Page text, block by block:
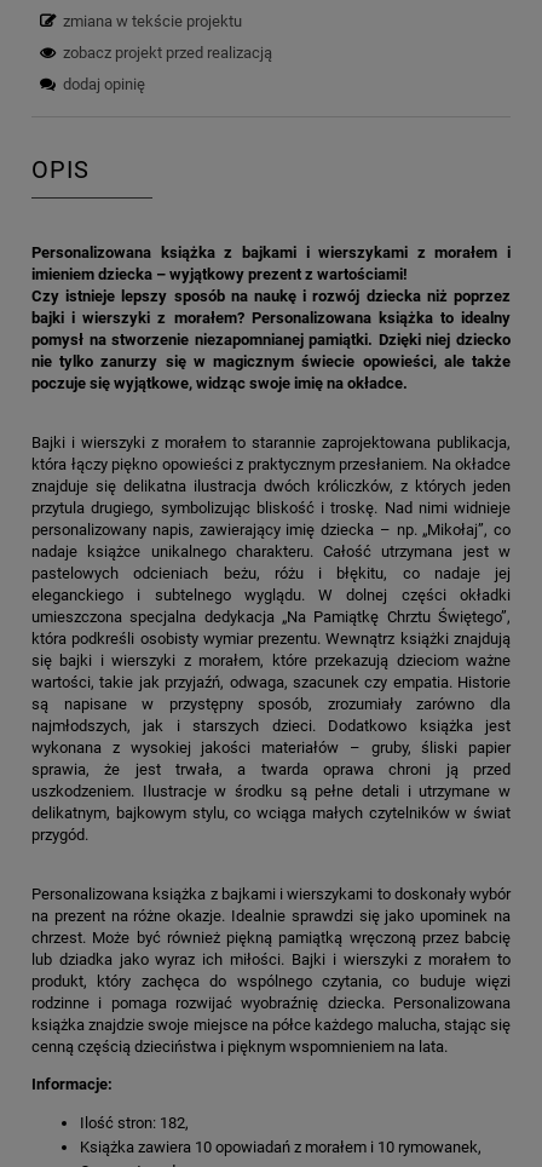
zmiana w tekście projektu
zobacz projekt przed realizacją
dodaj opinię
OPIS
Personalizowana książka z bajkami i wierszykami z morałem i
imieniem dziecka – wyjątkowy prezent z wartościami!
Czy istnieje lepszy sposób na naukę i rozwój dziecka niż poprzez
bajki i wierszyki z morałem? Personalizowana książka to idealny
pomysł na stworzenie niezapomnianej pamiątki. Dzięki niej dziecko
nie tylko zanurzy się w magicznym świecie opowieści, ale także
poczuje się wyjątkowe, widząc swoje imię na okładce.
Bajki i wierszyki z morałem to starannie zaprojektowana publikacja,
która łączy piękno opowieści z praktycznym przesłaniem. Na okładce
znajduje się delikatna ilustracja dwóch króliczków, z których jeden
przytula drugiego, symbolizując bliskość i troskę. Nad nimi widnieje
personalizowany napis, zawierający imię dziecka – np. „Mikołaj”, co
nadaje książce unikalnego charakteru. Całość utrzymana jest w
pastelowych odcieniach beżu, różu i błękitu, co nadaje jej
eleganckiego i subtelnego wyglądu. W dolnej części okładki
umieszczona specjalna dedykacja „Na Pamiątkę Chrztu Świętego”,
która podkreśli osobisty wymiar prezentu. Wewnątrz książki znajdują
się bajki i wierszyki z morałem, które przekazują dzieciom ważne
wartości, takie jak przyjaźń, odwaga, szacunek czy empatia. Historie
są napisane w przystępny sposób, zrozumiały zarówno dla
najmłodszych, jak i starszych dzieci. Dodatkowo książka jest
wykonana z wysokiej jakości materiałów – gruby, śliski papier
sprawia, że jest trwała, a twarda oprawa chroni ją przed
uszkodzeniem. Ilustracje w środku są pełne detali i utrzymane w
delikatnym, bajkowym stylu, co wciąga małych czytelników w świat
przygód.
Personalizowana książka z bajkami i wierszykami to doskonały wybór
na prezent na różne okazje. Idealnie sprawdzi się jako upominek na
chrzest. Może być również piękną pamiątką wręczoną przez babcię
lub dziadka jako wyraz ich miłości. Bajki i wierszyki z morałem to
produkt, który zachęca do wspólnego czytania, co buduje więzi
rodzinne i pomaga rozwijać wyobraźnię dziecka. Personalizowana
książka znajdzie swoje miejsce na półce każdego malucha, stając się
cenną częścią dzieciństwa i pięknym wspomnieniem na lata.
Informacje:
Ilość stron: 182,
Książka zawiera 10 opowiadań z morałem i 10 rymowanek,